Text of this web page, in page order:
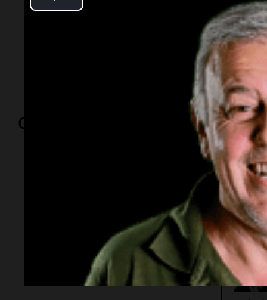
que se trata de
un unipersonal sobre un empresario de mal genio,
que recibe un trasplante de corazón de una prostituta
negra dominicana y empieza a sentir lo mismo que
Opinión
Por